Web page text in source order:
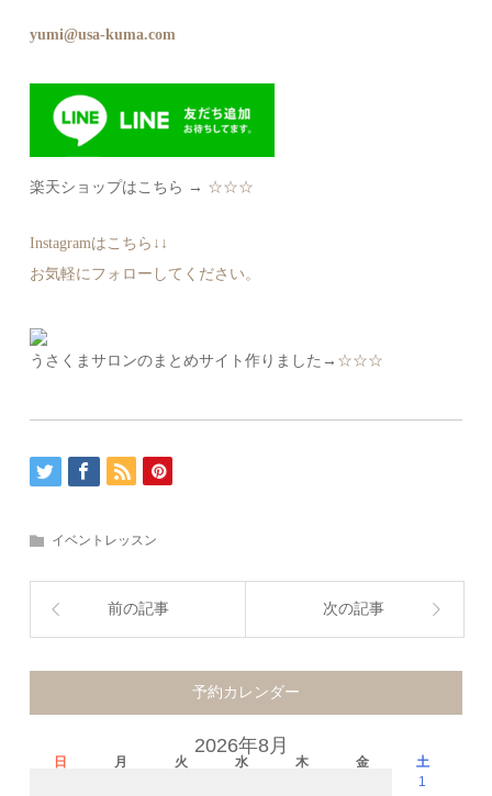
yumi@usa-kuma.com
楽天ショップはこちら → ☆☆☆
Instagramはこちら↓↓
お気軽にフォローしてください。
うさくまサロンのまとめサイト作りました→ ☆☆☆
イベントレッスン
前の記事 次の記事
予約カレンダー
2026年8月
日 月 火 水 木 金
土
1